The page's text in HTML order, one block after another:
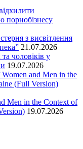
порнобізнесу
з висвітлення
21.07.2026
чоловіків у
19.07.2026
and Men in the
(Full Version)
Men in the Context of
19.07.2026